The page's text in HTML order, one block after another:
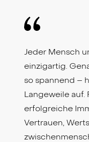
Jeder Mensch
einzigartig.
so spannend –
Langeweile auf.
erfolgreiche
Vertrauen,